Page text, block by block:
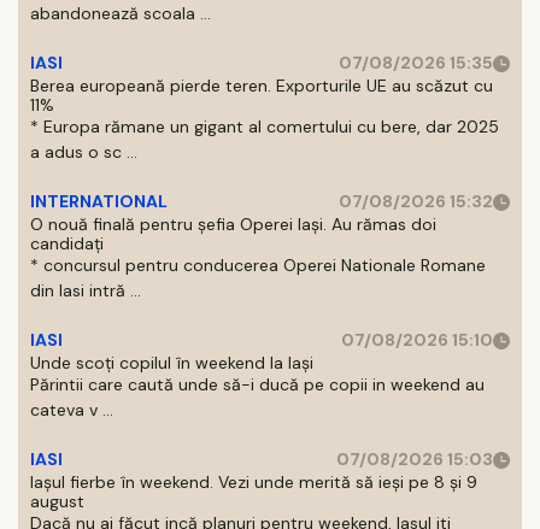
abandonează scoala ...
IASI
07/08/2026 15:35
Berea europeană pierde teren. Exporturile UE au scăzut cu
11%
* Europa rămane un gigant al comertului cu bere, dar 2025
a adus o sc ...
INTERNATIONAL
07/08/2026 15:32
O nouă finală pentru șefia Operei Iași. Au rămas doi
candidați
* concursul pentru conducerea Operei Nationale Romane
din Iasi intră ...
IASI
07/08/2026 15:10
Unde scoți copilul în weekend la Iași
Părintii care caută unde să-i ducă pe copii in weekend au
cateva v ...
IASI
07/08/2026 15:03
Iașul fierbe în weekend. Vezi unde merită să ieși pe 8 și 9
august
Dacă nu ai făcut incă planuri pentru weekend, Iasul iti